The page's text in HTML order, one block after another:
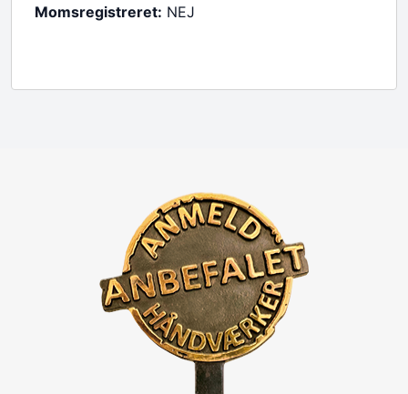
Momsregistreret: NEJ